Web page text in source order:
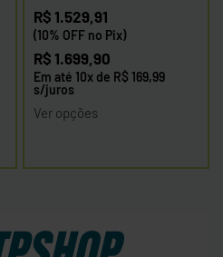
R$ 1.529,91
(10% OFF no Pix)
R$ 1.699,90
Em até 10x de R$ 169,99
s/juros
Ver opções